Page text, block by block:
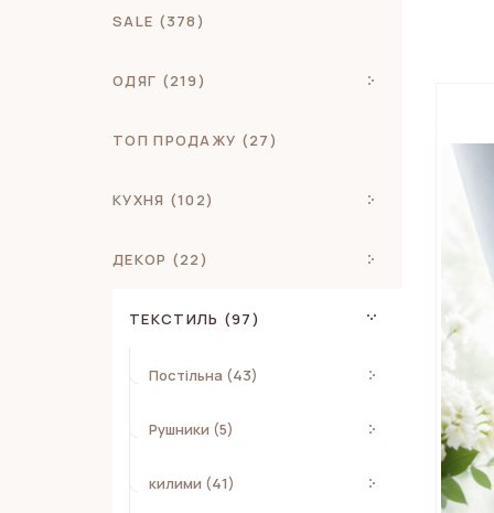
SALE (378)
ОДЯГ (219)
ТОП ПРОДАЖУ (27)
КУХНЯ (102)
ДЕКОР (22)
ТЕКСТИЛЬ (97)
Постільна (43)
Рушники (5)
килими (41)